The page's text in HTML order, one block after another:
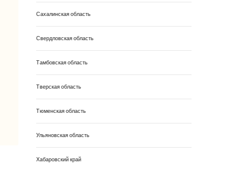
Сахалинская область
Свердловская область
Тамбовская область
Тверская область
Тюменская область
Ульяновская область
Хабаровский край